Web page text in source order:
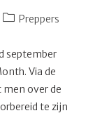
Berichtcategorie:
Preppers
september
Via de
over de
te zijn